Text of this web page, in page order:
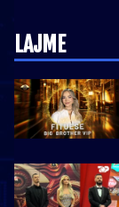
LAJME